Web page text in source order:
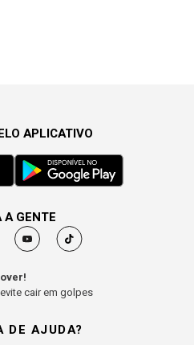
DE AJUDA?
APLICATIVO
A GENTE
cair em golpes